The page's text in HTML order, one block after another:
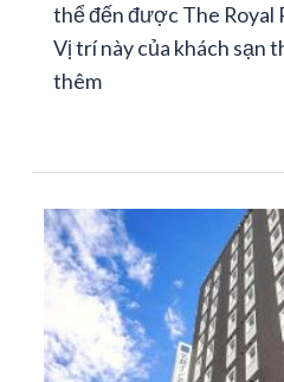
thể đến được The Royal
Vị trí này của khách sạn
thêm